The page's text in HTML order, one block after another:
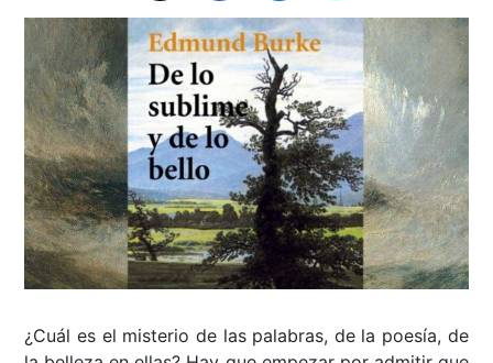
¿Cuál es el misterio de las palabras, de la poesía, de